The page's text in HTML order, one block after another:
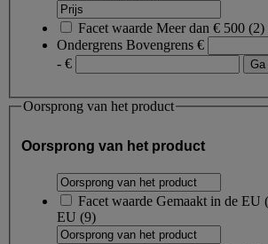
Facet waarde Meer dan € 500 (2)
Ondergrens Bovengrens €
- €
Oorsprong van het product
Oorsprong van het product
Facet waarde Gemaakt in de EU (
EU (9)